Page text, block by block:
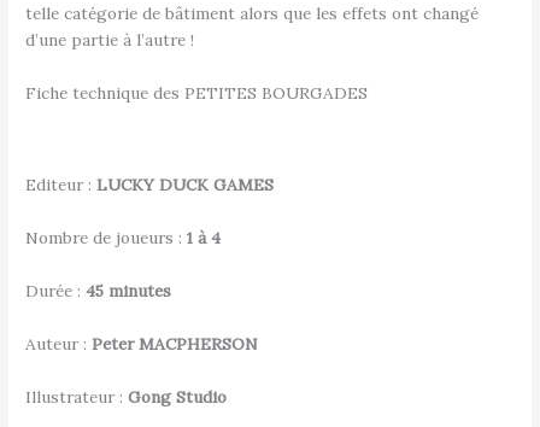
telle catégorie de bâtiment alors que les effets ont changé
d’une partie à l’autre !
Fiche technique des PETITES BOURGADES
Editeur :LUCKY DUCK GAMES
Nombre de joueurs :1 à 4
Durée :45 minutes
Auteur :Peter MACPHERSON
Illustrateur :Gong Studio